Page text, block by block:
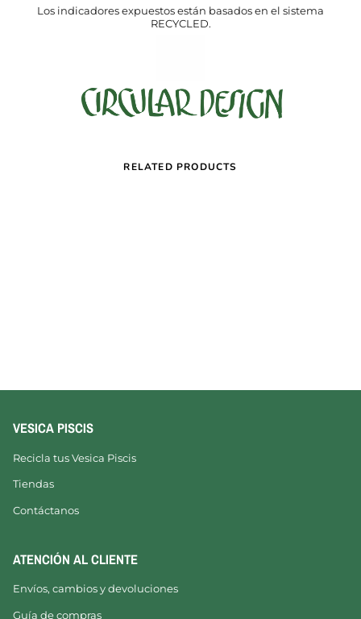
Los indicadores expuestos están basados en el sistema
RECYCLED.
RELATED PRODUCTS
VESICA PISCIS
Recicla tus Vesica Piscis
Tiendas
Contáctanos
ATENCIÓN AL CLIENTE
Envíos, cambios y devoluciones
Guía de compras